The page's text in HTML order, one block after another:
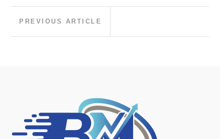
Post
navigation
PREVIOUS ARTICLE